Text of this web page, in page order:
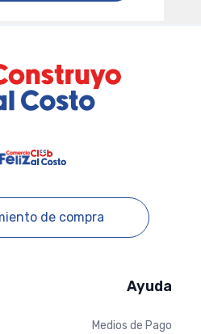
de compra
Ayuda
Medios de Pago